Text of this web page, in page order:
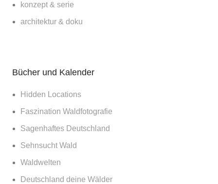
konzept & serie
architektur & doku
Bücher und Kalender
Hidden Locations
Faszination Waldfotografie
Sagenhaftes Deutschland
Sehnsucht Wald
Waldwelten
Deutschland deine Wälder